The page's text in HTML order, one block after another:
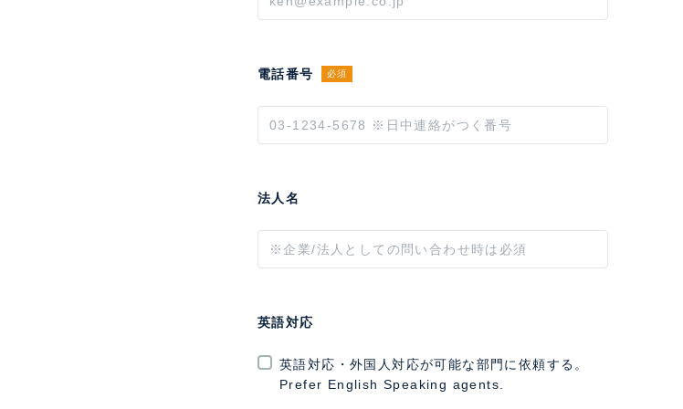
電話番号 必須
法人名
英語対応
英語対応・外国人対応が可能な部門に依頼する。
Prefer English Speaking agents.